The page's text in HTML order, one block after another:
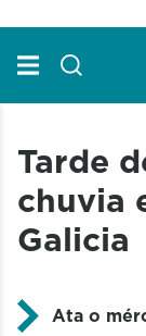
Tarde
chuvia
Galicia
Ata o